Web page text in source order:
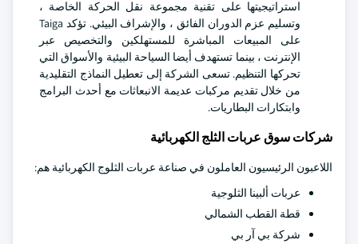
استراتيجيتها على تقنية مجموعة نقل الحركة الخاصة ،
وتسليم عزم الدوران الفائق ، والإشراف البيئي. تؤكد Taiga
على المبيعات المباشرة للمستهلكين والتخصيص عبر
الإنترنت ، بينما تستهدف أيضا السياحة البيئية والأسواق التي
تحركها التنظيم. تسعى الشركة إلى تعطيل النماذج التقليدية
من خلال تقديم مركبات عديمة الانبعاثات مع أحدث البرامج
وابتكارات البطاريات.
شركات سوق عربات الثلج الكهربائية
اللاعبون الرئيسيون العاملون في صناعة عربات الثلوج الكهربائية هم:
عربات ألبينا الثلوجية
قطة القطب الشمالي
شركة بي آر بي